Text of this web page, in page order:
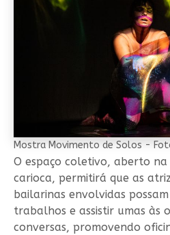
Mostra Movimento de Solos -
O espaço coletivo, aberto
carioca, permitirá que as
bailarinas envolvidas
trabalhos e assistir umas às
conversas, promovendo